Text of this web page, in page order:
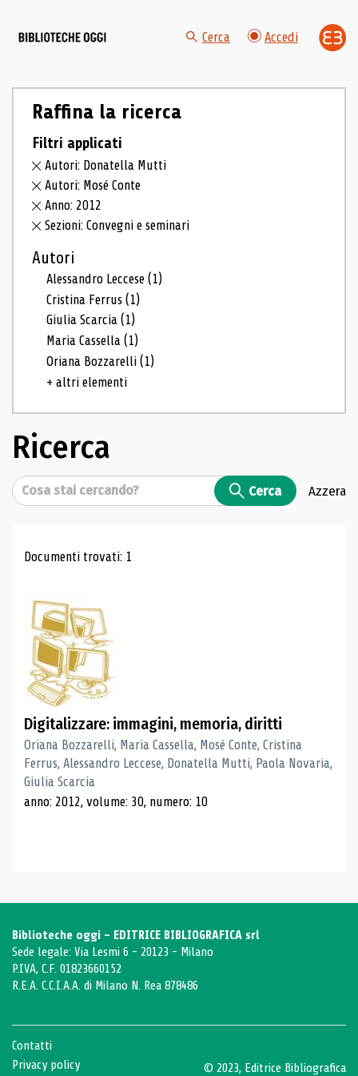
Cerca Accedi
Raffina la ricerca
Filtri applicati
Autori: Donatella Mutti
Autori: Mosé Conte
Anno: 2012
Sezioni: Convegni e seminari
Autori
Alessandro Leccese(1)
Cristina Ferrus(1)
Giulia Scarcia(1)
Maria Cassella(1)
Oriana Bozzarelli(1)
+ altri elementi
Ricerca
Cerca Cerca Azzera
Risultati di ricerca
Documenti trovati: 1
Digitalizzare: immagini, memoria, diritti
Oriana Bozzarelli, Maria Cassella, Mosé Conte, Cristina
Ferrus, Alessandro Leccese, Donatella Mutti, Paola Novaria,
Giulia Scarcia
anno: 2012, volume: 30, numero: 10
Biblioteche oggi - EDITRICE BIBLIOGRAFICA srl
Sede legale: Via Lesmi 6 - 20123 - Milano
P.IVA, C.F. 01823660152
R.E.A. C.C.I.A.A. di Milano N. Rea 878486
Contatti
Privacy policy
© 2023, Editrice Bibliografica